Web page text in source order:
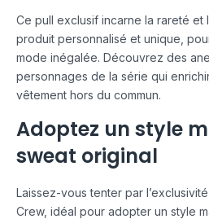
Ce pull exclusif incarne la rareté et
produit personnalisé et unique,
mode inégalée. Découvrez des
personnages de la série qui
vêtement hors du commun.
Adoptez un style
sweat original
Laissez-vous tenter par
Crew, idéal pour adopter un style